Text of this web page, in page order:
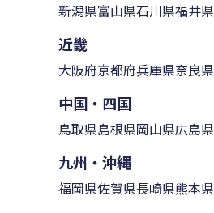
新潟県富山県石川県福井県
近畿
大阪府京都府兵庫県奈良県
中国・四国
鳥取県島根県岡山県広島県
九州・沖縄
福岡県佐賀県長崎県熊本県